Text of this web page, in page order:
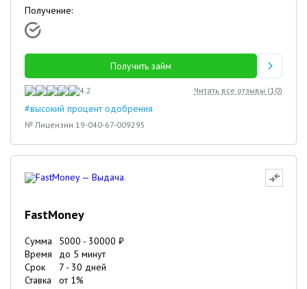
Получение:
Получить займ
4.2 Читать все отзывы (10)
#высокий процент одобрения
№ Лицензии 19-040-67-009295
FastMoney
Сумма 5000 - 30000 ₽
Время
до 5 минут
Срок
7 - 30 дней
Ставка
от 1%